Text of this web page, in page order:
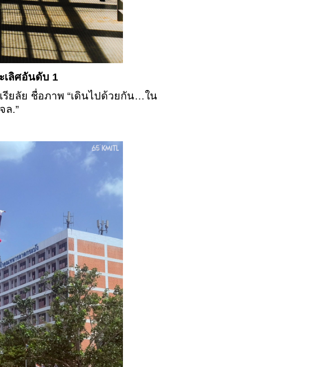
เลิศอันดับ 1
ยลัย ชื่อภาพ “เดินไปด้วยกัน…ใน
ล.”